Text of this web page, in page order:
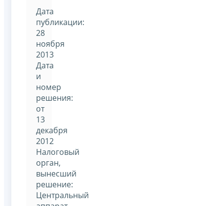
Дата
публикации:
28
ноября
2013
Дата
и
номер
решения:
от
13
декабря
2012
Налоговый
орган,
вынесший
решение:
Центральный